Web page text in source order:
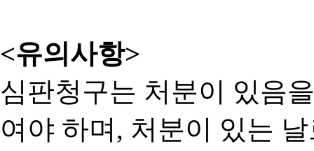
<유의사항>
심판청구는 처분이 있음
여야 하며, 처분이 있는